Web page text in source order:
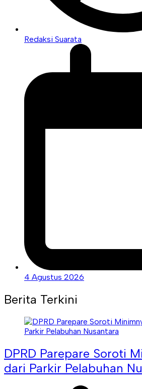
Redaksi Suarata
4 Agustus 2026
Berita Terkini
DPRD Parepare Soroti
dari Parkir Pelabuhan